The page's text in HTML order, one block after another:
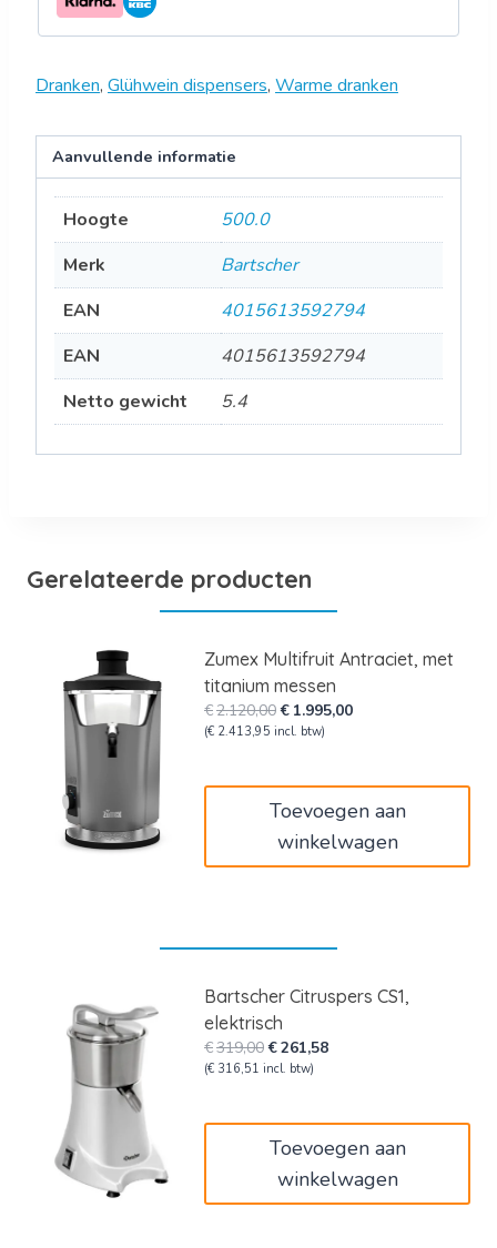
Dranken, Glühwein dispensers, Warme dranken
Aanvullende informatie
Hoogte
500.0
Merk
Bartscher
EAN
4015613592794
EAN
4015613592794
Netto gewicht
5.4
Gerelateerde producten
Zumex Multifruit Antraciet, met
titanium messen
€2.120,00Oorspronkelijke
prijs
€ 1.995,00Huidige
(€ 2.413,95 incl. btw)
Toevoegen aan
winkelwagen
Bartscher Citruspers CS1,
elektrisch
€319,00Oorspronkelijke
prijs
€261,58Huidige
(€ 316,51 incl. btw)
Toevoegen aan
winkelwagen